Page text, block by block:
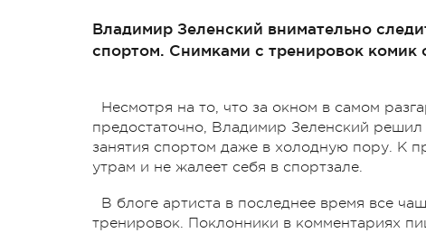
Владимир Зеленский внимательно
спортом. Снимками с тренировок комик
Несмотря на то, что за окном в самом
предостаточно, Владимир Зеленский
занятия спортом даже в холодную пору. К
утрам и не жалеет себя в спортзале.
В блоге артиста в последнее время все
тренировок. Поклонники в комментариях